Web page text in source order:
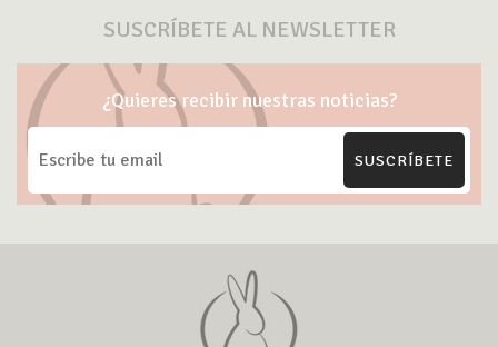
SUSCRÍBETE AL NEWSLETTER
¿Quieres recibir nuestras noticias?
SUSCRÍBETE